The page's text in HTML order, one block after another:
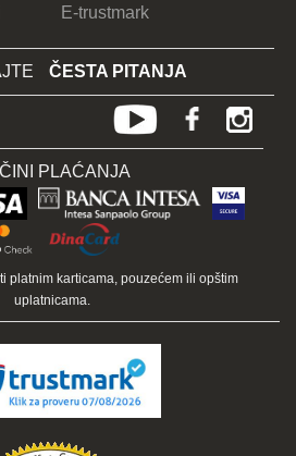
E-trustmark
ČESTA PITANJA
PLAĆANJA
platnim karticama, pouzećem ili opštim
uplatnicama.